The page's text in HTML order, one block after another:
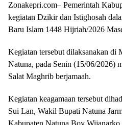
Zonakepri.com– Pemerintah
kegiatan Dzikir dan Istighosah
Baru Islam 1448 Hijriah/2026
Kegiatan tersebut dilaksanakan di
Natuna, pada Senin (15/06/2026)
Salat Maghrib berjamaah.
Kegiatan keagamaan tersebut
Sui Lan, Wakil Bupati Natuna
Kabupaten Natuna Boy